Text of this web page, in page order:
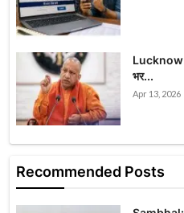
Lucknow:
भर...
Apr 13, 2026
Recommended Posts